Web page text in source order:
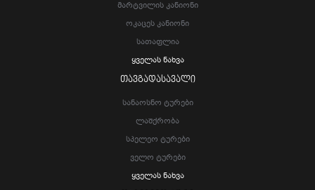
Მარტვილის Კანიონი
Ოკაცეს Კანიონი
Სათაფლია
Ყველას Ნახვა
ᲗᲐᲕᲒᲐᲓᲐᲡᲐᲕᲐᲚᲘ
Სანაოსნო Ტურები
Ლაშქრობა
Სპელეო Ტურები
Ველო Ტურები
Ყველას Ნახვა